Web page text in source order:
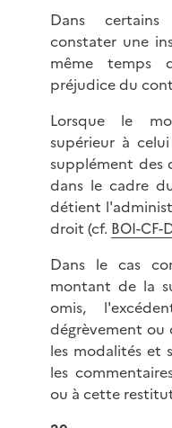
Dans
constater une
même temps
préjudice du
Lorsque le
supérieur à
supplément des
dans le cadre
détient
droit (cf. BOI-CF-
Dans le cas
montant de la
omis,
dégrèvement
les modalités et
les
ou à cette